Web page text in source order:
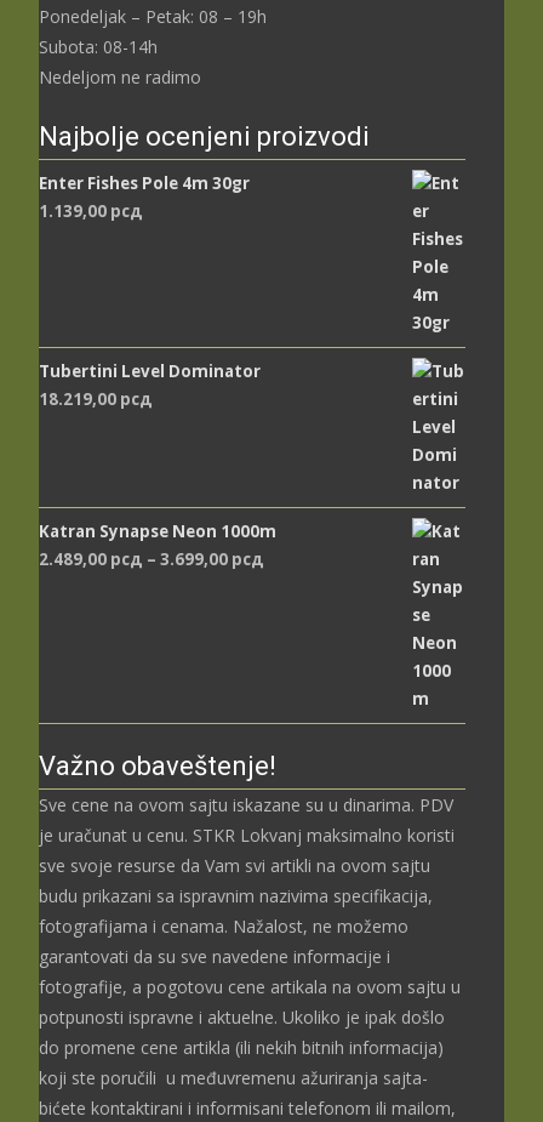
Ponedeljak – Petak: 08 – 19h
Subota: 08-14h
Nedeljom ne radimo
Najbolje ocenjeni proizvodi
Enter Fishes Pole 4m 30gr
1.139,00 рсд
Tubertini Level Dominator
18.219,00 рсд
Katran Synapse Neon 1000m
2.489,00 рсд – 3.699,00 рсд
Važno obaveštenje!
Sve cene na ovom sajtu iskazane su u dinarima. PDV
je uračunat u cenu. STKR Lokvanj maksimalno koristi
sve svoje resurse da Vam svi artikli na ovom sajtu
budu prikazani sa ispravnim nazivima specifikacija,
fotografijama i cenama. Nažalost, ne možemo
garantovati da su sve navedene informacije i
fotografije, a pogotovu cene artikala na ovom sajtu u
potpunosti ispravne i aktuelne. Ukoliko je ipak došlo
do promene cene artikla (ili nekih bitnih informacija)
koji ste poručili u međuvremenu ažuriranja sajta-
bićete kontaktirani i informisani telefonom ili mailom,